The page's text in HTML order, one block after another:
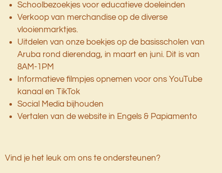
Schoolbezoekjes voor educatieve doeleinden
Verkoop van merchandise op de diverse
vlooienmarktjes.
Uitdelen van onze boekjes op de basisscholen van
Aruba rond dierendag, in maart en juni. Dit is van
8AM-1PM
Informatieve filmpjes opnemen voor ons YouTube
kanaal en TikTok
Social Media bijhouden
Vertalen van de website in Engels & Papiamento
Vind je het leuk om ons te ondersteunen?